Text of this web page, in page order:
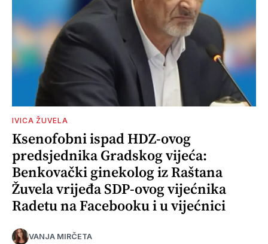
IVICA ŽUVELA
Ksenofobni ispad HDZ-ovog
predsjednika Gradskog vijeća:
Benkovački ginekolog iz Raštana
Žuvela vrijeđa SDP-ovog vijećnika
Radetu na Facebooku i u vijećnici
VANJA MIRČETA